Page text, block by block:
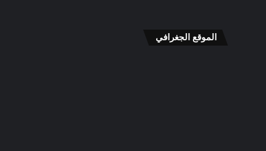
الموقع الجغرافي